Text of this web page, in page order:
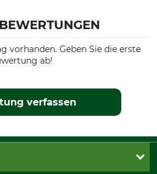
vorhanden. Geben Sie die erste
ab!
verfassen